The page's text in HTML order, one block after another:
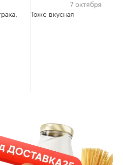
7 октября
Тоже вкусная